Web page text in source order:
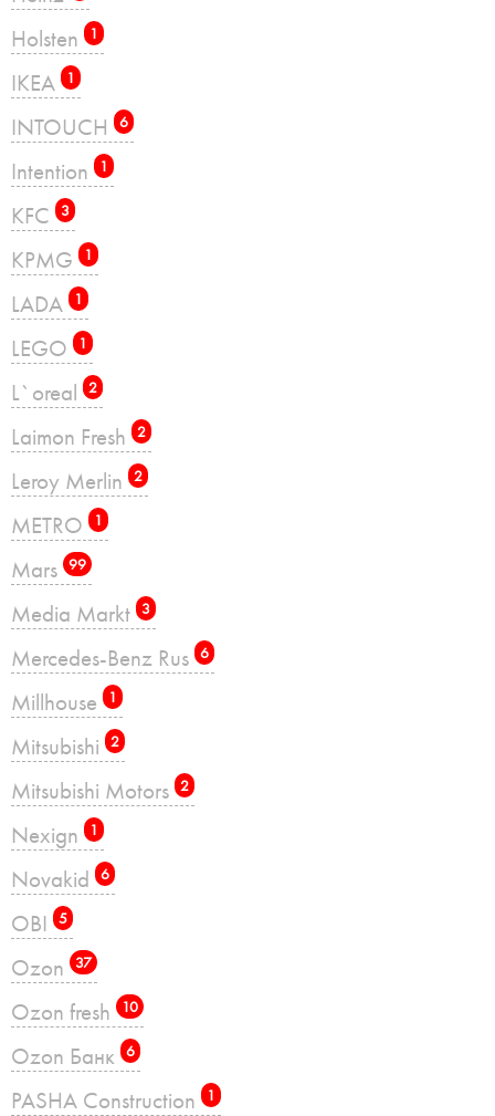
Holsten 1
IKEA 1
INTOUCH 6
Intention 1
KFC 3
KPMG 1
LADA 1
LEGO 1
L`oreal 2
Laimon Fresh 2
Leroy Merlin 2
METRO 1
Mars 99
Media Markt 3
Mercedes-Benz Rus 6
Millhouse 1
Mitsubishi 2
Mitsubishi Motors 2
Nexign 1
Novakid 6
OBI 5
Ozon 37
Ozon fresh 10
Ozon Банк 6
PASHA Construction 1